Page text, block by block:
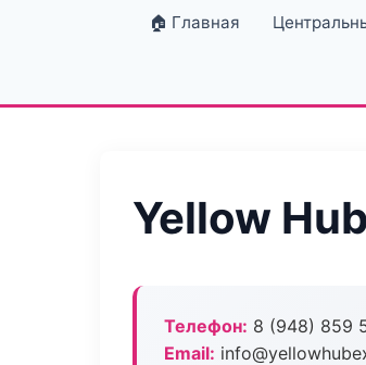
🏠 Главная
Yellow
Телефон: 8 (948) 859
Email: